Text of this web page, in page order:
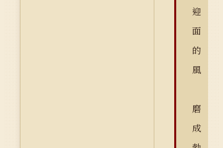
迎
面
的
風
磨
成